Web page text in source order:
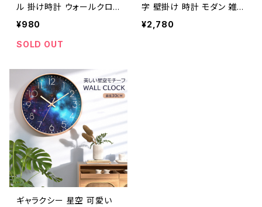
ル 掛け時計 ウォールクロッ
ク シンプル 丸い ラウンド
¥980
SOLD OUT
字 壁掛け 時計 モダン 雑貨
ウォールクロック ラグジュ
アリー
¥2,780
ギャラクシー 星空 可愛い